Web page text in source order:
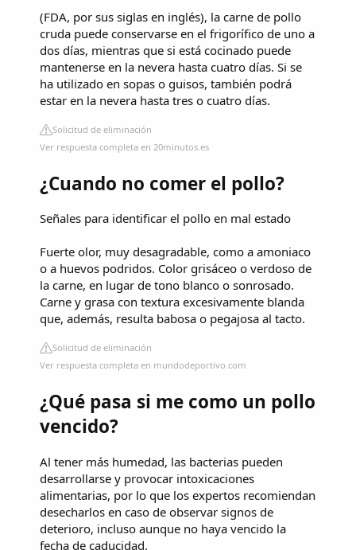
(FDA, por sus siglas en inglés), la carne de pollo
cruda puede conservarse en el frigorífico de uno a
dos días, mientras que si está cocinado puede
mantenerse en la nevera hasta cuatro días. Si se
ha utilizado en sopas o guisos, también podrá
estar en la nevera hasta tres o cuatro días.
Solicitud de eliminación
Ver respuesta completa en 20minutos.es
¿Cuando no comer el pollo?
Señales para identificar el pollo en mal estado
Fuerte olor, muy desagradable, como a amoniaco
o a huevos podridos. Color grisáceo o verdoso de
la carne, en lugar de tono blanco o sonrosado.
Carne y grasa con textura excesivamente blanda
que, además, resulta babosa o pegajosa al tacto.
Solicitud de eliminación
Ver respuesta completa en mundodeportivo.com
¿Qué pasa si me como un pollo
vencido?
Al tener más humedad, las bacterias pueden
desarrollarse y provocar intoxicaciones
alimentarias, por lo que los expertos recomiendan
desecharlos en caso de observar signos de
deterioro, incluso aunque no haya vencido la
fecha de caducidad.